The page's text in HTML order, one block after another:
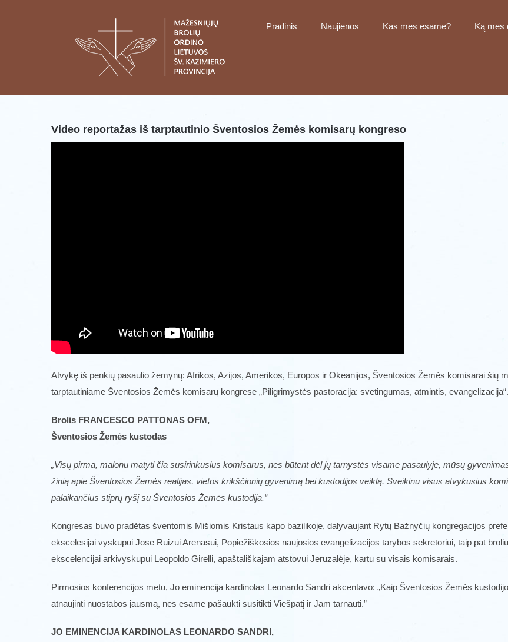
Pradinis Naujienos Kas mes esame? Ką mes
Video reportažas iš tarptautinio Šventosios Žemės komisarų kongreso
Atvykę iš penkių pasaulio žemynų: Afrikos, Azijos, Amerikos, Europos ir Okeanijos, Šventosios Žemės komisarai šių
tarptautiniame Šventosios Žemės komisarų kongrese „Piligrimystės pastoracija: svetingumas, atmintis, evangelizacija“.
Brolis FRANCESCO PATTONAS OFM,
Šventosios Žemės kustodas
„Visų pirma, malonu matyti čia susirinkusius komisarus, nes būtent dėl jų tarnystės visame pasaulyje, mūsų
žinią apie Šventosios Žemės realijas, vietos krikščionių gyvenimą bei kustodijos veiklą. Sveikinu visus atvykusius
palaikančius stiprų ryšį su Šventosios Žemės kustodija.“
Kongresas buvo pradėtas šventomis Mišiomis Kristaus kapo bazilikoje, dalyvaujant Rytų Bažnyčių kongregacijos
ekscelesijai vyskupui Jose Ruizui Arenasui, Popiežiškosios naujosios evangelizacijos tarybos sekretoriui, taip pat
ekscelencijai arkivyskupui Leopoldo Girelli, apaštališkajam atstovui Jeruzalėje, kartu su visais komisarais.
Pirmosios konferencijos metu, Jo eminencija kardinolas Leonardo Sandri akcentavo: „Kaip Šventosios Žemės
atnaujinti nuostabos jausmą, nes esame pašaukti susitikti Viešpatį ir Jam tarnauti.”
JO EMINENCIJA KARDINOLAS LEONARDO SANDRI,